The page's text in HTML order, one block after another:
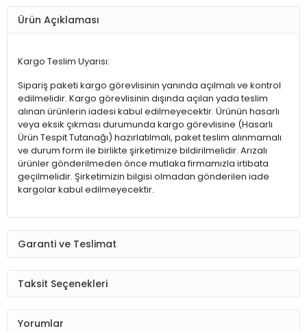
Ürün Açıklaması
Kargo Teslim Uyarısı:
Sipariş paketi kargo görevlisinin yanında açılmalı ve kontrol
edilmelidir. Kargo görevlisinin dışında açılan yada teslim
alınan ürünlerin iadesi kabul edilmeyecektir. Ürünün hasarlı
veya eksik çıkması durumunda kargo görevlisine (Hasarlı
Ürün Tespit Tutanağı) hazırlatılmalı, paket teslim alınmamalı
ve durum form ile birlikte şirketimize bildirilmelidir. Arızalı
ürünler gönderilmeden önce mutlaka firmamızla irtibata
geçilmelidir. Şirketimizin bilgisi olmadan gönderilen iade
kargolar kabul edilmeyecektir.
Garanti ve Teslimat
Taksit Seçenekleri
Yorumlar